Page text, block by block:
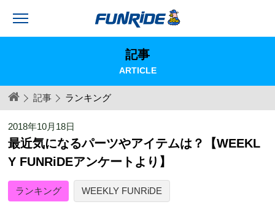
記事
ARTICLE
記事 ランキング
2018年10月18日
最近気になるパーツやアイテムは？【WEEKL
Y FUNRiDEアンケートより】
ランキング WEEKLY FUNRiDE